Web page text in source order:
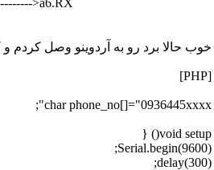
خوب حالا برد رو به آردوینو وصل کردم و
[PHP]
char phone_no[]="0936445xxxx";
void setup() {
Serial.begin(9600);
delay(300);